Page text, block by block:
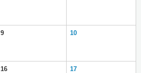
9 10
16 17